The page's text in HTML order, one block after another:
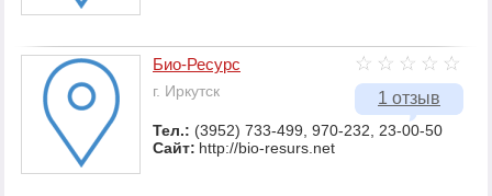
1 отзыв
Био-Ресурс
г. Иркутск
Тел.: (3952) 733-499, 970-232, 23-00-50
Сайт: http://bio-resurs.net